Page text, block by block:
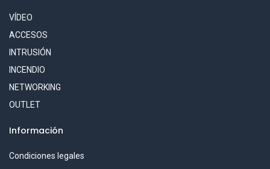
VÍDEO
ACCESOS
INTRUSIÓN
INCENDIO
NETWORKING
OUTLET
Información
Condiciones legales